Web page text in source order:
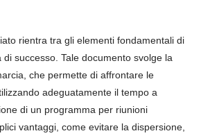
rientra tra gli elementi fondamentali di
successo. Tale documento svolge la
che permette di affrontare le
adeguatamente il tempo a
di un programma per riunioni
vantaggi, come evitare la dispersione,